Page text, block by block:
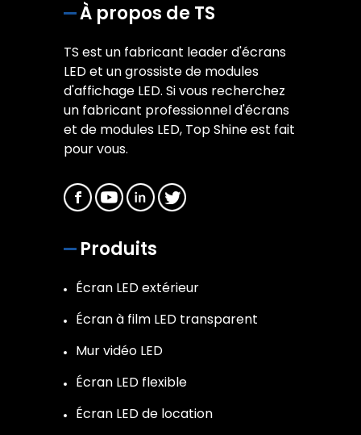
À propos de TS
TS est un fabricant leader d'écrans
LED et un grossiste de modules
d'affichage LED. Si vous recherchez
un fabricant professionnel d'écrans
et de modules LED, Top Shine est fait
pour vous.
Produits
Écran LED extérieur
Écran à film LED transparent
Mur vidéo LED
Écran LED flexible
Écran LED de location